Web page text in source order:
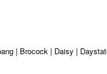
| Daisy | Daystate